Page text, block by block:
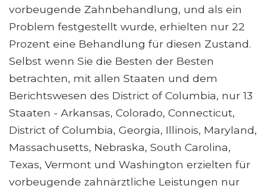
vorbeugende Zahnbehandlung, und als ein
Problem festgestellt wurde, erhielten nur 22
Prozent eine Behandlung für diesen Zustand.
Selbst wenn Sie die Besten der Besten
betrachten, mit allen Staaten und dem
Berichtswesen des District of Columbia, nur 13
Staaten - Arkansas, Colorado, Connecticut,
District of Columbia, Georgia, Illinois, Maryland,
Massachusetts, Nebraska, South Carolina,
Texas, Vermont und Washington erzielten für
vorbeugende zahnärztliche Leistungen nur